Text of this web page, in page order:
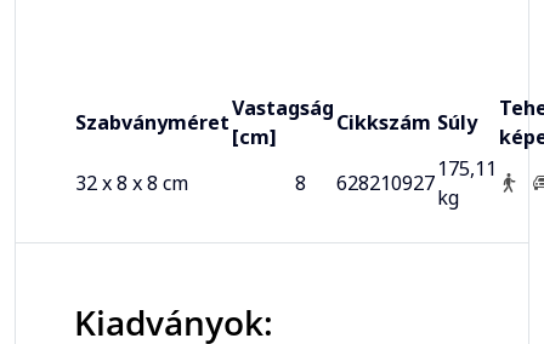
Szabványméret
Vastagság
[cm]
Cikkszám Súly
32 x 8 x 8 cm
8 628210927
175,11
kg
Kiadványok: